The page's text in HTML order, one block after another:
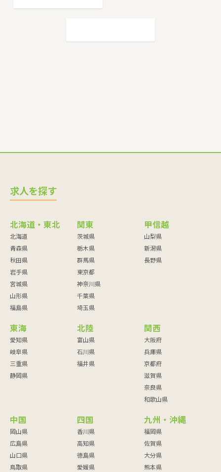
求人を探す
北海道・東北
北海道
青森県
秋田県
岩手県
宮城県
山形県
福島県
関東
茨城県
栃木県
群馬県
東京都
神奈川県
千葉県
埼玉県
甲信越
山梨県
新潟県
長野県
東海
愛知県
岐阜県
三重県
静岡県
北陸
富山県
石川県
福井県
関西
大阪府
兵庫県
京都府
滋賀県
奈良県
和歌山県
中国
岡山県
広島県
山口県
鳥取県
四国
香川県
高知県
徳島県
愛媛県
九州・沖縄
福岡県
佐賀県
大分県
熊本県